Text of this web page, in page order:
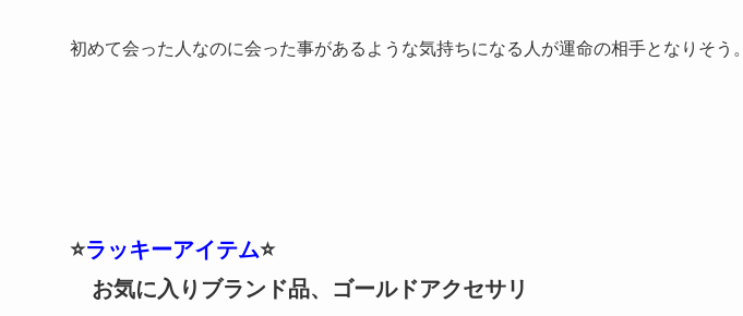
初めて会った人なのに会った事があるような気持ちになる人が運命の相手となりそう。
⭐️ラッキーアイテム⭐️
お気に入りブランド品、ゴールドアクセサリ